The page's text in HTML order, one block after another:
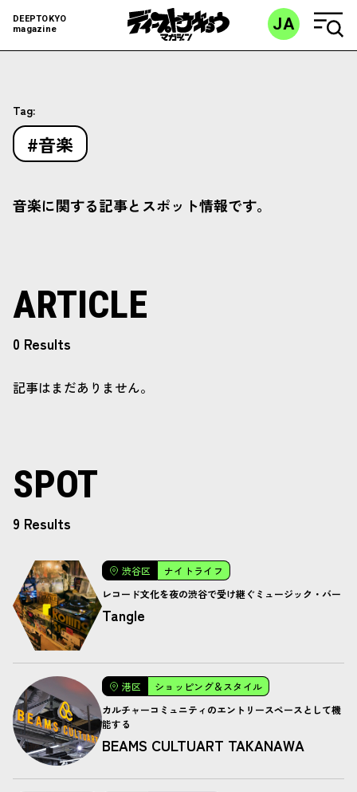
DEEPTOKYO
magazine
JA
Tag:
#音楽
音楽に関する記事とスポット情報です。
ARTICLE
0 Results
記事はまだありません。
SPOT
9 Results
渋谷区
ナイトライフ
レコード文化を夜の渋谷で受け継ぐミュージック・バー
Tangle
港区
ショッピング＆スタイル
カルチャーコミュニティのエントリースペースとして機
能する
BEAMS CULTUART TAKANAWA